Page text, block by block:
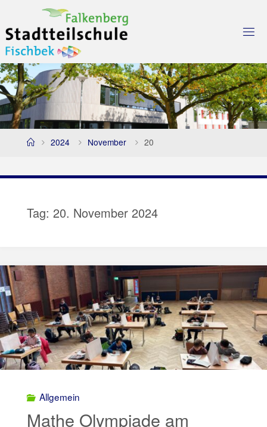
to
content
Home2024 November 20
Tag: 20. November 2024
Allgemein
Mathe Olympiade am